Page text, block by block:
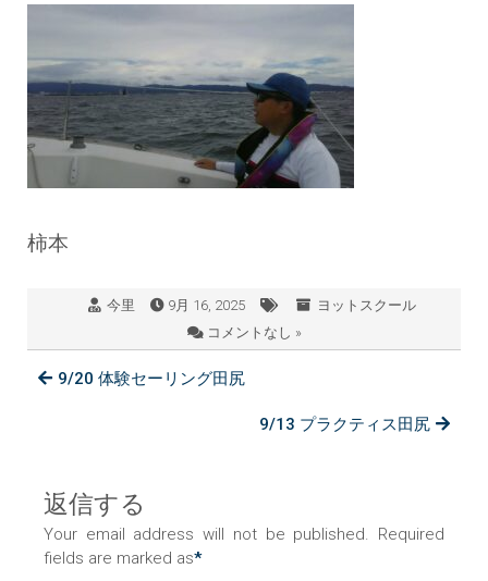
柿本
今里 9月 16, 2025
ヨットスクール
コメントなし »
9/20 体験セーリング田尻
9/13 プラクティス田尻
返信する
Your email address will not be published. Required
fields are marked as*